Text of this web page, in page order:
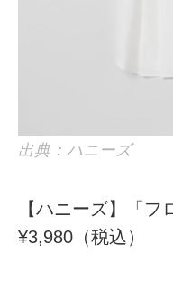
出典：ハニーズ
【ハニーズ】「フ
¥3,980（税込）